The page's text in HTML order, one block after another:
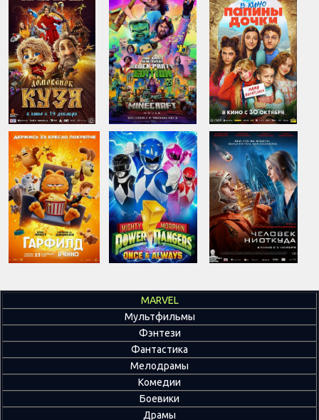
MARVEL
Мультфильмы
Фэнтези
Фантастика
Мелодрамы
Комедии
Боевики
Драмы